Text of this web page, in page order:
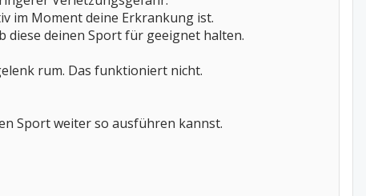
im Moment deine Erkrankung ist.
diese deinen Sport für geeignet halten.
rum. Das funktioniert nicht.
Sport weiter so ausführen kannst.